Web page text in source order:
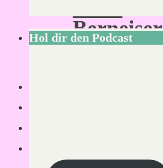
Berneiser
(Pegasus
Lesezeit:
Hol dir den Podcast